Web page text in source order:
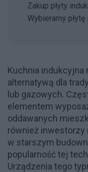
Zakup płyty
Wybieramy płytę
Kuchnia indukcyjna
alternatywą dla
lub gazowych.
elementem
oddawanych
również
w starszym
popularność tej
Urządzenia tego